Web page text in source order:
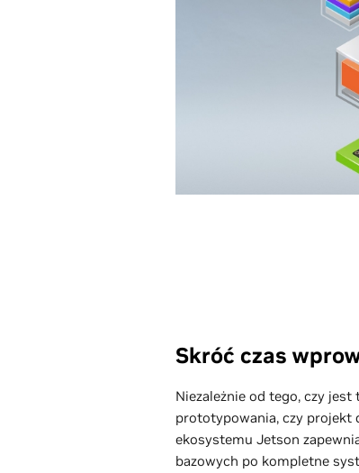
Skróć czas
Niezależnie od tego, czy
prototypowania, czy projekt
ekosystemu Jetson
bazowych po kompletne